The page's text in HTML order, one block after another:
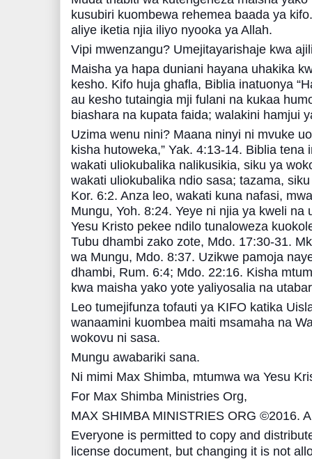
kusubiri kuombewa rehemea baada ya
aliye iketia njia iliyo nyooka ya Allah.
Vipi mwenzangu? Umejitayarishaje kwa
Maisha ya hapa duniani hayana uhakika
kesho. Kifo huja ghafla, Biblia inatuonya
au kesho tutaingia mji fulani na kukaa
biashara na kupata faida; walakini hamjui
Uzima wenu nini? Maana ninyi ni mvuke
kisha hutoweka,” Yak. 4:13-14. Biblia tena
wakati uliokubalika nalikusikia, siku ya
wakati uliokubalika ndio sasa; tazama,
Kor. 6:2. Anza leo, wakati kuna nafasi,
Mungu, Yoh. 8:24. Yeye ni njia ya kweli na
Yesu Kristo pekee ndilo tunaloweza
Tubu dhambi zako zote, Mdo. 17:30-31.
wa Mungu, Mdo. 8:37. Uzikwe pamoja
dhambi, Rum. 6:4; Mdo. 22:16. Kisha
kwa maisha yako yote yaliyosalia na
Leo tumejifunza tofauti ya KIFO katika
wanaamini kuombea maiti msamaha na
wokovu ni sasa.
Mungu awabariki sana.
Ni mimi Max Shimba, mtumwa wa Yesu
For Max Shimba Ministries Org,
MAX SHIMBA MINISTRIES ORG ©2016.
Everyone is permitted to copy and
license document, but changing it is not